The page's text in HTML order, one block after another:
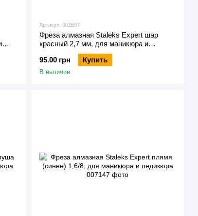
Артикул: 001597
Фреза алмазная Staleks Expert шар
красный 2,7 мм, для маникюра и
95.00 грн
Купить
В наличии